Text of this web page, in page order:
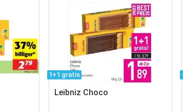
1+1 gratis
Leibniz Choco